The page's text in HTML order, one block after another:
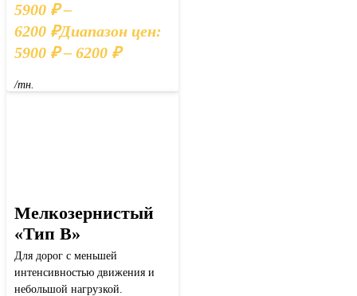
5900 ₽ –
6200 ₽Диапазон цен:
5900 ₽ – 6200 ₽
/тн.
Мелкозернистый
«Тип В»
Для дорог с меньшей
интенсивностью движения и
небольшой нагрузкой.